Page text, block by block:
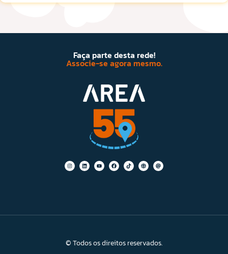
Faça parte desta rede!
Associe-se agora mesmo.
© Todos os direitos reservados.